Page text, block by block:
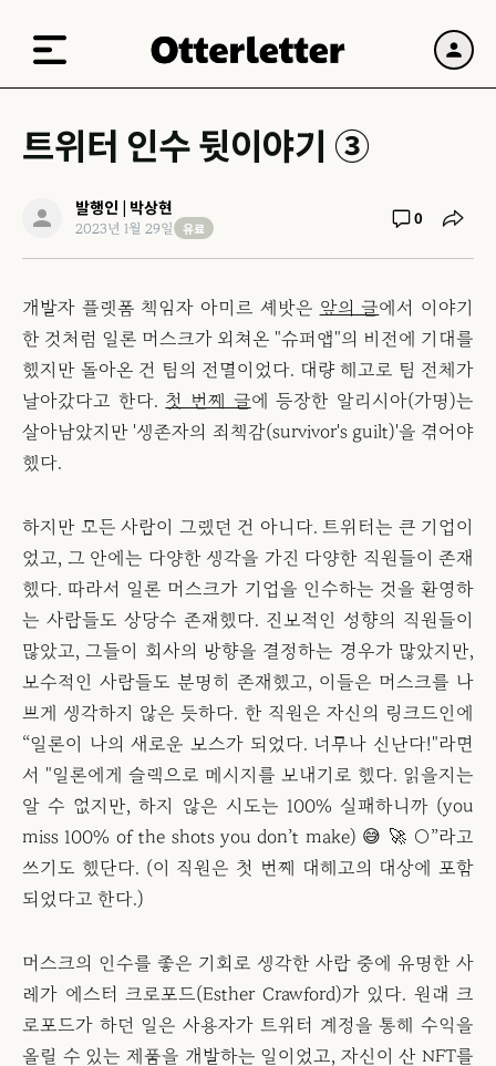
트위터 인수 뒷이야기 ③
발행인 | 박상현
2023년 1월 29일 유료 0
개발자 플랫폼 책임자 아미르 셰밧은 앞의 글에서 이야기
한 것처럼 일론 머스크가 외쳐온 "슈퍼앱"의 비전에 기대를
했지만 돌아온 건 팀의 전멸이었다. 대량 해고로 팀 전체가
날아갔다고 한다. 첫 번째 글에 등장한 알리시아(가명)는
살아남았지만 '생존자의 죄책감(survivor's guilt)'을 겪어야
했다.
하지만 모든 사람이 그랬던 건 아니다. 트위터는 큰 기업이
었고, 그 안에는 다양한 생각을 가진 다양한 직원들이 존재
했다. 따라서 일론 머스크가 기업을 인수하는 것을 환영하
는 사람들도 상당수 존재했다. 진보적인 성향의 직원들이
많았고, 그들이 회사의 방향을 결정하는 경우가 많았지만,
보수적인 사람들도 분명히 존재했고, 이들은 머스크를 나
쁘게 생각하지 않은 듯하다. 한 직원은 자신의 링크드인에
“일론이 나의 새로운 보스가 되었다. 너무나 신난다!"라면
서 "일론에게 슬랙으로 메시지를 보내기로 했다. 읽을지는
알 수 없지만, 하지 않은 시도는 100% 실패하니까 (you
miss 100% of the shots you don’t make) 😅 🚀 🌕”라고
쓰기도 했단다. (이 직원은 첫 번째 대해고의 대상에 포함
되었다고 한다.)
머스크의 인수를 좋은 기회로 생각한 사람 중에 유명한 사
례가 에스터 크로포드(Esther Crawford)가 있다. 원래 크
로포드가 하던 일은 사용자가 트위터 계정을 통해 수익을
올릴 수 있는 제품을 개발하는 일이었고, 자신이 산 NFT를